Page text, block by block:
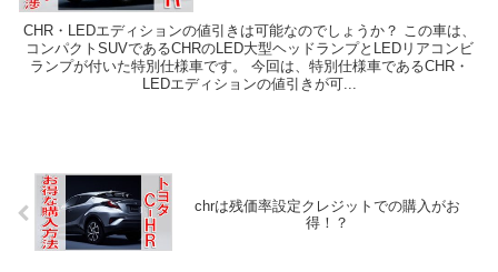
CHR・LEDエディションの値引きは可能なのでしょうか？ この車は、
コンパクトSUVであるCHRのLED大型ヘッドランプとLEDリアコンビ
ランプが付いた特別仕様車です。 今回は、特別仕様車であるCHR・
LEDエディションの値引きが可...
chrは残価率設定クレジットでの購入がお
得！？